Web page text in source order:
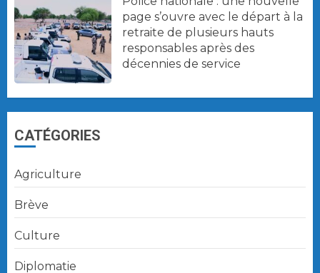
page s’ouvre avec le départ à la
retraite de plusieurs hauts
responsables après des
décennies de service
CATÉGORIES
Agriculture
Brève
Culture
Diplomatie